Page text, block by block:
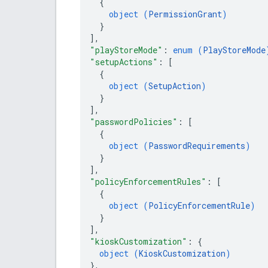
object (PermissionGrant)
}
] ,
"playStoreMode" : enum (PlayStoreMode
"setupActions" :
[
{
object (SetupAction)
}
] ,
"passwordPolicies" :
[
{
object (PasswordRequirements)
}
] ,
"policyEnforcementRules" :
[
{
object (PolicyEnforcementRule)
}
] ,
"kioskCustomization" : {
object (KioskCustomization)
},